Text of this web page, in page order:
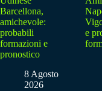
Barcellona,
amichevole:
probabili
formazioni e
pronostico
8 Agosto
2026
e